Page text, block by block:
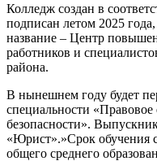
Колледж создан в
подписан летом 2025
название – Центр
работников и
района.
В нынешнем году будет
специальности
безопасности».
«Юрист».»Срок обучения
общего среднего